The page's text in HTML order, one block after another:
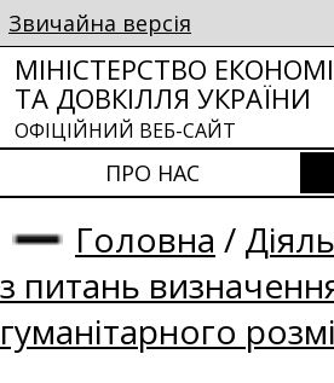
Звичайна версія
МІНІСТЕРСТВО
ТА ДОВКІЛЛЯ УКРАЇНИ
ОФІЦІЙНИЙ ВЕБ-САЙТ
ПРО НАС
Головна /
з питань
гуманітарного